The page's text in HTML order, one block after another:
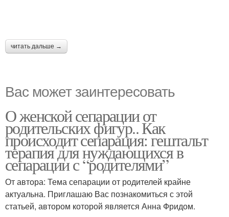
читать дальше →
Вас может заинтересовать
О женской сепарации от
родительских фигур.. Как
происходит сепарация: гештальт
терапия для нуждающихся в
сепарации с “родителями”
От автора: Тема сепарации от родителей крайне
актуальна. Приглашаю Вас познакомиться с этой
статьей, автором которой является Анна Фридом.